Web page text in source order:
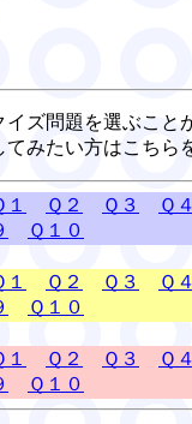
ズ問題を選ぶこと
みたい方はこちら
１ Ｑ２ Ｑ３
Ｑ
Ｑ１０
１ Ｑ２ Ｑ３
Ｑ
Ｑ１０
１ Ｑ２ Ｑ３
Ｑ
Ｑ１０